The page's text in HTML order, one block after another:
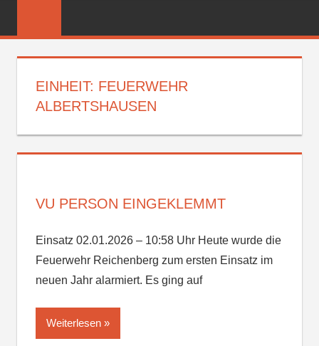
FEUERWEHR
EINHEIT: FEUERWEHR
ALBERTSHAUSEN
VU PERSON EINGEKLEMMT
Einsatz 02.01.2026 – 10:58 Uhr Heute wurde die
Feuerwehr Reichenberg zum ersten Einsatz im
neuen Jahr alarmiert. Es ging auf
Weiterlesen